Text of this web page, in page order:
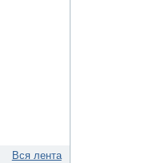
Вся лента